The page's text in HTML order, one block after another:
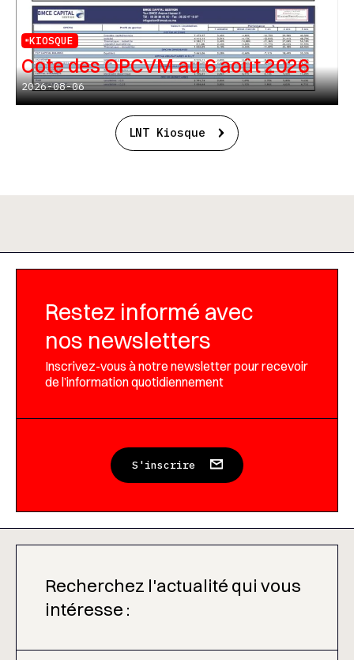
KIOSQUE
Cote des OPCVM au 6 août 2026
2026-08-06
LNT Kiosque
Restez informé avec
nos newsletters
Inscrivez-vous à notre newsletter pour recevoir
de l’information quotidiennement
S'inscrire
Recherchez l'actualité qui vous
intéresse :